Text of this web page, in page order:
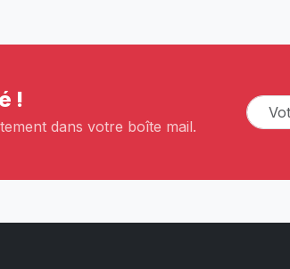
!
dans votre boîte mail.